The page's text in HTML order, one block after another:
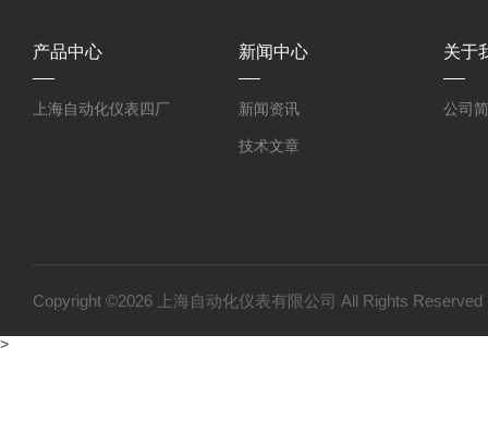
产品中心
上海自动化仪表四厂
新闻中心
新闻资讯
技术文章
关于
公司
Copyright ©2026 上海自动化仪表有限公司 All Rights
>